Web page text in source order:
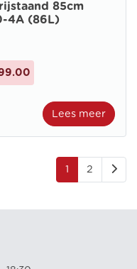
85cm
4A (86L)
Lees meer
1 2